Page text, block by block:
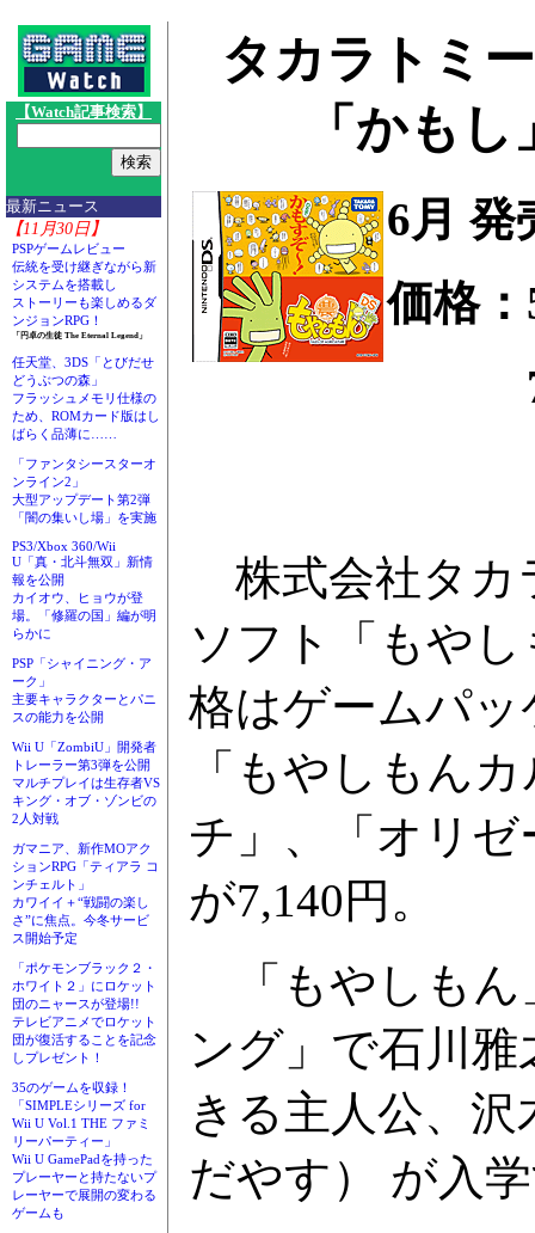
【Watch記事検索】
最新ニュース
【11月30日】
PSPゲームレビュー
伝統を受け継ぎながら新
システムを搭載し
ストーリーも楽しめるダ
ンジョンRPG！
「円卓の生徒 The Eternal Legend」
任天堂、3DS「とびだせ
どうぶつの森」
フラッシュメモリ仕様の
ため、ROMカード版はし
ばらく品薄に……
「ファンタシースターオ
ンライン2」
大型アップデート第2弾
「闇の集いし場」を実施
PS3/Xbox 360/Wii
U「真・北斗無双」新情
報を公開
カイオウ、ヒョウが登
場。「修羅の国」編が明
らかに
PSP「シャイニング・ア
ーク」
主要キャラクターとパニ
スの能力を公開
Wii U「ZombiU」開発者
トレーラー第3弾を公開
マルチプレイは生存者VS
キング・オブ・ゾンビの
2人対戦
ガマニア、新作MOアク
ションRPG「ティアラ コ
ンチェルト」
カワイイ＋“戦闘の楽し
さ”に焦点。今冬サービ
ス開始予定
「ポケモンブラック２・
ホワイト２」にロケット
団のニャースが登場!!
テレビアニメでロケット
団が復活することを記念
しプレゼント！
35のゲームを収録！
「SIMPLEシリーズ for
Wii U Vol.1 THE ファミ
リーパーティー」
Wii U GamePadを持った
プレーヤーと持たないプ
レーヤーで展開の変わる
ゲームも
タカラトミ
「かも
6月 発
価格
株式会社タカ
ソフト「もや
格はゲームパッ
「もやしもん
チ」、「オリ
が7,140円。
「もやしもん
ング」で石川
きる主人公、
だやす） が入